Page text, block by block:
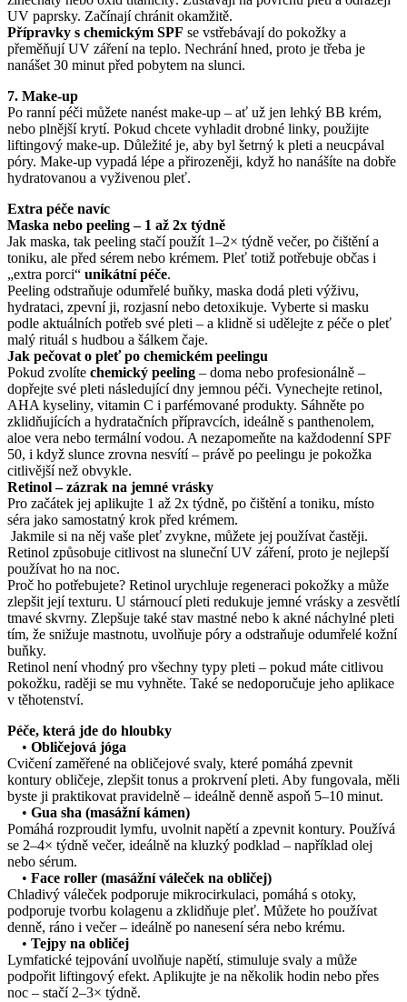
UV paprsky. Začínají chránit okamžitě.
Přípravky s chemickým SPF se vstřebávají do pokožky a
přeměňují UV záření na teplo. Nechrání hned, proto je třeba je
nanášet 30 minut před pobytem na slunci.
7. Make-up
Po ranní péči můžete nanést make-up – ať už jen lehký BB krém,
nebo plnější krytí. Pokud chcete vyhladit drobné linky, použijte
liftingový make-up. Důležité je, aby byl šetrný k pleti a neucpával
póry. Make-up vypadá lépe a přirozeněji, když ho nanášíte na dobře
hydratovanou a vyživenou pleť.
Extra péče navíc
Maska nebo peeling – 1 až 2x týdně
Jak maska, tak peeling stačí použít 1–2× týdně večer, po čištění a
toniku, ale před sérem nebo krémem. Pleť totiž potřebuje občas i
„extra porci“ unikátní péče.
Peeling odstraňuje odumřelé buňky, maska dodá pleti výživu,
hydrataci, zpevní ji, rozjasní nebo detoxikuje. Vyberte si masku
podle aktuálních potřeb své pleti – a klidně si udělejte z péče o pleť
malý rituál s hudbou a šálkem čaje.
Jak pečovat o pleť po chemickém peelingu
Pokud zvolíte chemický peeling – doma nebo profesionálně –
dopřejte své pleti následující dny jemnou péči. Vynechejte retinol,
AHA kyseliny, vitamin C i parfémované produkty. Sáhněte po
zklidňujících a hydratačních přípravcích, ideálně s panthenolem,
aloe vera nebo termální vodou. A nezapomeňte na každodenní SPF
50, i když slunce zrovna nesvítí – právě po peelingu je pokožka
citlivější než obvykle.
Retinol – zázrak na jemné vrásky
Pro začátek jej aplikujte 1 až 2x týdně, po čištění a toniku, místo
séra jako samostatný krok před krémem.
Jakmile si na něj vaše pleť zvykne, můžete jej používat častěji.
Retinol způsobuje citlivost na sluneční UV záření, proto je nejlepší
používat ho na noc.
Proč ho potřebujete? Retinol urychluje regeneraci pokožky a může
zlepšit její texturu. U stárnoucí pleti redukuje jemné vrásky a zesvětlí
tmavé skvrny. Zlepšuje také stav mastné nebo k akné náchylné pleti
tím, že snižuje mastnotu, uvolňuje póry a odstraňuje odumřelé kožní
buňky.
Retinol není vhodný pro všechny typy pleti – pokud máte citlivou
pokožku, raději se mu vyhněte. Také se nedoporučuje jeho aplikace
v těhotenství.
Péče, která jde do hloubky
• Obličejová jóga
Cvičení zaměřené na obličejové svaly, které pomáhá zpevnit
kontury obličeje, zlepšit tonus a prokrvení pleti. Aby fungovala, měli
byste ji praktikovat pravidelně – ideálně denně aspoň 5–10 minut.
• Gua sha (masážní kámen)
Pomáhá rozproudit lymfu, uvolnit napětí a zpevnit kontury. Používá
se 2–4× týdně večer, ideálně na kluzký podklad – například olej
nebo sérum.
• Face roller (masážní váleček na obličej)
Chladivý váleček podporuje mikrocirkulaci, pomáhá s otoky,
podporuje tvorbu kolagenu a zklidňuje pleť. Můžete ho používat
denně, ráno i večer – ideálně po nanesení séra nebo krému.
• Tejpy na obličej
Lymfatické tejpování uvolňuje napětí, stimuluje svaly a může
podpořit liftingový efekt. Aplikujte je na několik hodin nebo přes
noc – stačí 2–3× týdně.